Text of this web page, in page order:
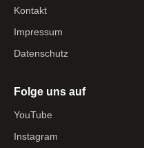
Kontakt
Impressum
Datenschutz
Folge uns auf
YouTube
Instagram